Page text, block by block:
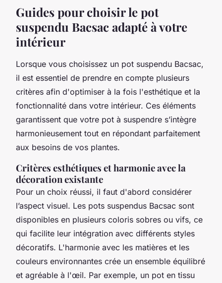
Guides pour choisir le pot
suspendu Bacsac adapté à votre
intérieur
Lorsque vous choisissez un pot suspendu Bacsac,
il est essentiel de prendre en compte plusieurs
critères afin d'optimiser à la fois l'esthétique et la
fonctionnalité dans votre intérieur. Ces éléments
garantissent que votre pot à suspendre s’intègre
harmonieusement tout en répondant parfaitement
aux besoins de vos plantes.
Critères esthétiques et harmonie avec la
décoration existante
Pour un choix réussi, il faut d'abord considérer
l’aspect visuel. Les pots suspendus Bacsac sont
disponibles en plusieurs coloris sobres ou vifs, ce
qui facilite leur intégration avec différents styles
décoratifs. L'harmonie avec les matières et les
couleurs environnantes crée un ensemble équilibré
et agréable à l'œil. Par exemple, un pot en tissu